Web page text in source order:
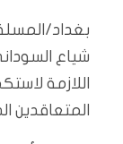
بغداد/
اللازمة
المتعاقدين